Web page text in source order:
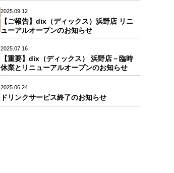
2025.09.12
【ご報告】dix（ディックス）浜野店 リニ
ューアルオープンのお知らせ
2025.07.16
【重要】dix（ディックス） 浜野店－臨時
休業とリニューアルオープンのお知らせ
2025.06.24
ドリンクサービス終了のお知らせ